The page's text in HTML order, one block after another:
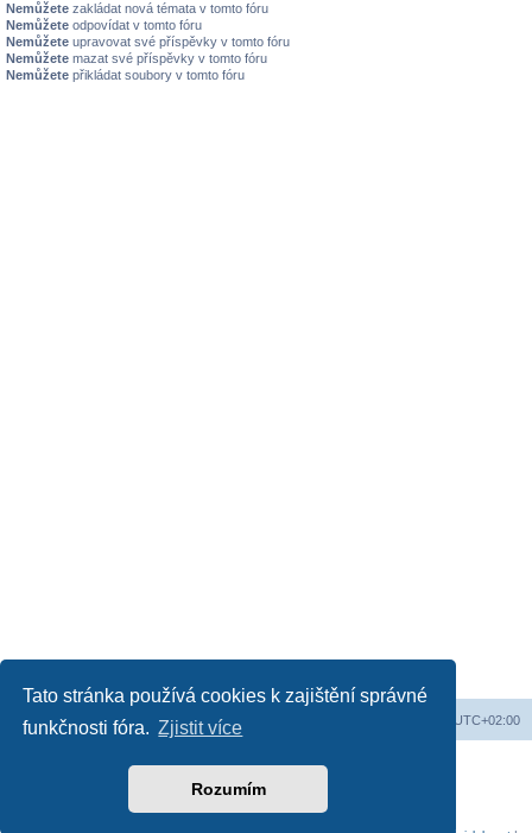
Tato stránka používá cookies k zajištění správné
funkčnosti fóra. Zjistit více
Rozumím
Nemůžete zakládat nová témata v tomto fóru
Nemůžete odpovídat v tomto fóru
Nemůžete upravovat své příspěvky v tomto fóru
Nemůžete mazat své příspěvky v tomto fóru
Nemůžete přikládat soubory v tomto fóru
Web Obsah fóra UTC+02:00
Český překlad –